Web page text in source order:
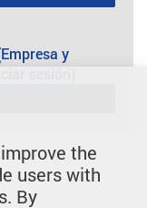
y
the
users with
By